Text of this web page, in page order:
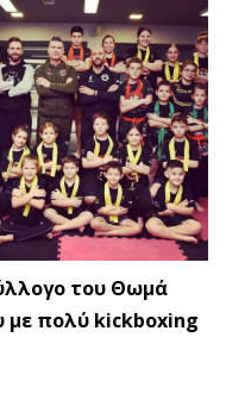
του Θωμά
με πολύ kickboxing